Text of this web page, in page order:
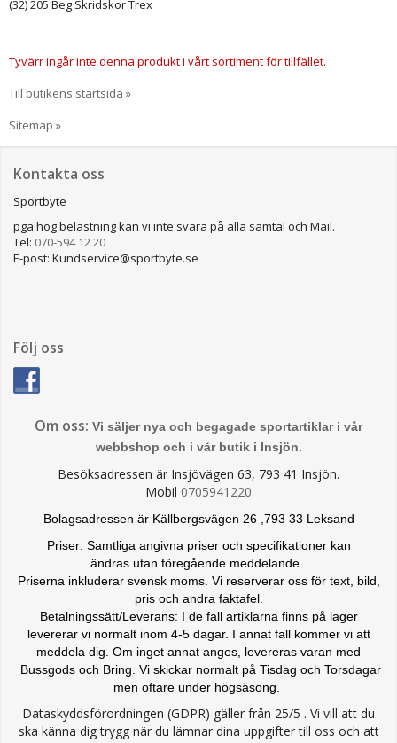
(32) 205 Beg Skridskor Trex
Tyvärr ingår inte denna produkt i vårt sortiment för tillfället.
Till butikens startsida »
Sitemap »
Kontakta oss
Sportbyte
pga hög belastning kan vi inte svara på alla samtal och Mail.
Tel: 070-594 12 20
E-post: Kundservice@sportbyte.se
Följ oss
Om oss: Vi säljer nya och begagade sportartiklar i vår
webbshop och i vår butik i Insjön.
Besöksadressen är Insjövägen 63, 793 41 Insjön.
Mobil 0705941220
Bolagsadressen är Källbergsvägen 26 ,793 33 Leksand
Priser: Samtliga angivna priser och specifikationer kan
ändras utan föregående meddelande.
Priserna inkluderar svensk moms. Vi reserverar oss för text, bild,
pris och andra faktafel.
Betalningssätt/Leverans: I de fall artiklarna finns på lager
levererar vi normalt inom 4-5 dagar. I annat fall kommer vi att
meddela dig. Om inget annat anges, levereras varan med
Bussgods och Bring. Vi skickar normalt på Tisdag och Torsdagar
men oftare under högsäsong.
Dataskyddsförordningen (GDPR) gäller från 25/5 . Vi vill att du
ska känna dig trygg när du lämnar dina uppgifter till oss och att